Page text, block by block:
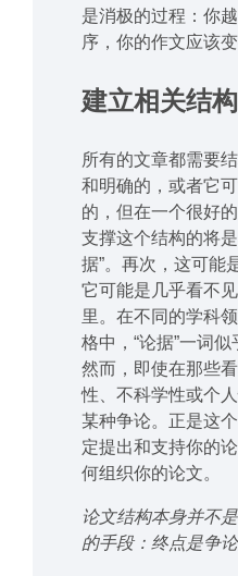
是消极的过程：你
序，你的作文应该变
建立相关结
所有的文章都需要
和明确的，或者它
的，但在一个很好
支撑这个结构的将
据”。再次，这可能
它可能是几乎看不
里。在不同的学科
格中，“论据”一词似
然而，即使在那些
性、不科学性或个
某种争论。正是这
定提出和支持你的
何组织你的论文。
论文结构本身并不
的手段：终点是争论